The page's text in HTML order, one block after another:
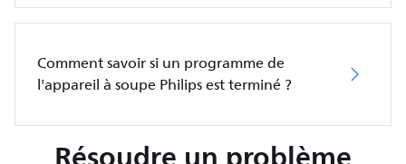
Comment savoir si un programme de
l'appareil à soupe Philips est terminé ?